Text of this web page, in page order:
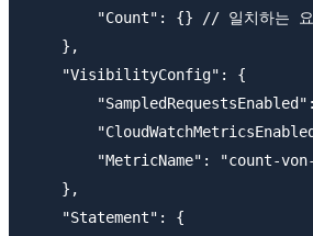
"Count": {} // 일치하는 요
    },
    "VisibilityConfig": {
"MetricName": "count-
    },
    "Statement": {